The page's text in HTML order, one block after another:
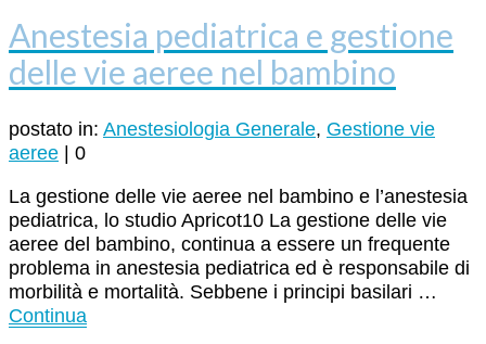
Anestesia pediatrica e gestione
delle vie aeree nel bambino
postato in: Anestesiologia Generale, Gestione vie
aeree | 0
La gestione delle vie aeree nel bambino e l’anestesia
pediatrica, lo studio Apricot10 La gestione delle vie
aeree del bambino, continua a essere un frequente
problema in anestesia pediatrica ed è responsabile di
morbilità e mortalità. Sebbene i principi basilari …
Continua